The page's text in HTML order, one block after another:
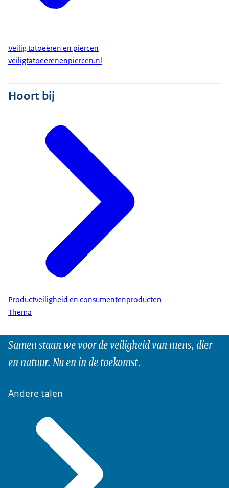
Veilig tatoeëren en piercen
veiligtatoeerenenpiercen.nl
Hoort bij
Productveiligheid en consumentenproducten
Thema
Samen staan we voor de veiligheid van mens, dier
en natuur. Nu en in de toekomst.
Andere talen